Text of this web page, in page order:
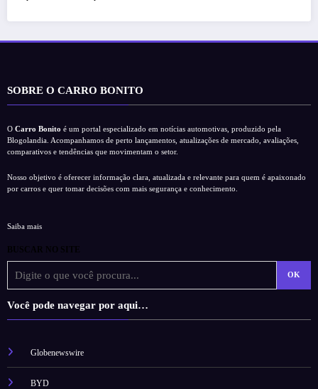
SOBRE O CARRO BONITO
O Carro Bonito é um portal especializado em notícias automotivas, produzido pela
Blogolandia. Acompanhamos de perto lançamentos, atualizações de mercado, avaliações,
comparativos e tendências que movimentam o setor.
Nosso objetivo é oferecer informação clara, atualizada e relevante para quem é apaixonado
por carros e quer tomar decisões com mais segurança e conhecimento.
Saiba mais
BUSCAR NO SITE
OK
Você pode navegar por aqui…
Globenewswire
BYD